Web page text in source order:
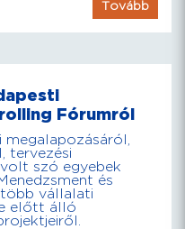
Tovább
Fórumról
megalapozásáról,
tervezési
szó egyebek
és
vállalati
előtt álló